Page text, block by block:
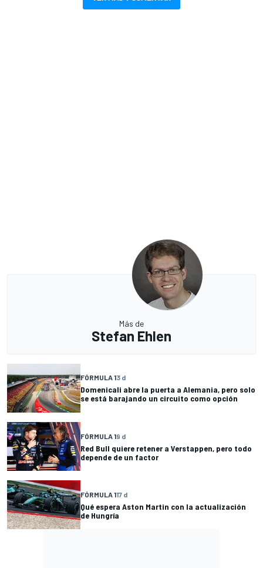
Más de
Stefan Ehlen
FÓRMULA 13 d
Domenicali abre la puerta a Alemania, pero solo
se está barajando un circuito como opción
FÓRMULA 19 d
Red Bull quiere retener a Verstappen, pero todo
depende de un factor
FÓRMULA 117 d
Qué espera Aston Martin con la actualización
de Hungría